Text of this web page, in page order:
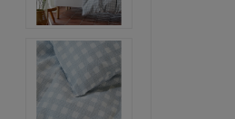
Item